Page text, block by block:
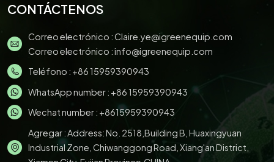
CONTÁCTENOS
Correo electrónico :Claire.ye@igreenequip.com
Correo electrónico :info@igreenequip.com
Teléfono : +86 15959390943
WhatsApp number : +86 15959390943
Wechat number : +8615959390943
Agregar : Address: No. 2518,Building B, Huaxingyuan
Industrial Zone, Chiwanggong Road, Xiang'an District,